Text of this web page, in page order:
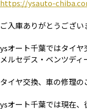
https://ysauto-
ご入庫ありがとうござい
ysオート千葉ではタイヤ
メルセデス・ベンツデ
タイヤ交換、車の修理の
ysオート千葉では現在、